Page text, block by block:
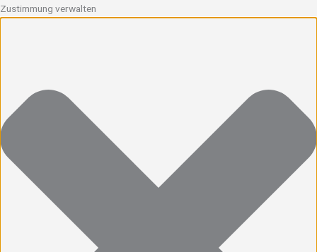
Zustimmung verwalten